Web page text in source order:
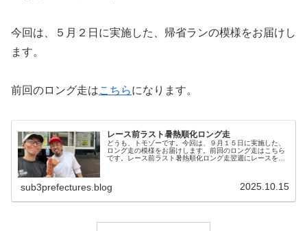
今回は、５月２日に実施した、帰省ランの模様をお届けし
ます。
前回のロング走はこちらになります。
レース前ラスト暑熱順化ロング走
どうも、トモゾーです。今回は、９月１５日に実施した、
ロング走の模様をお届けします。前回のロング走はこちら
です。レース前ラスト暑熱順化ロング走翌週にレースを控
sub3prefectures.blog 2025.10.15